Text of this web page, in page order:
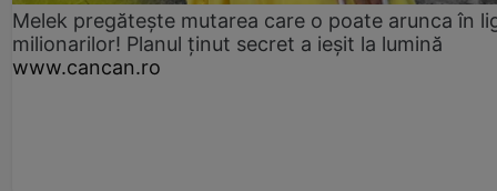
Melek pregătește mutarea care o poate arunca în
milionarilor! Planul ținut secret a ieșit la lumină
www.cancan.ro